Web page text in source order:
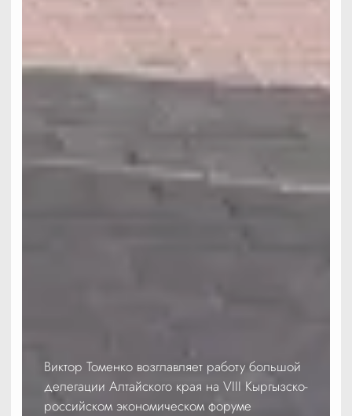
Виктор Томенко возглавляет работу большой
делегации Алтайского края на VIII Кыргызско-
российском экономическом форуме